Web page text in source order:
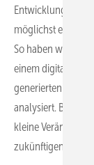
möglichst
So haben wir dort
einem digitalen
generierten Bilder
analysiert.
kleine
zukünftigen